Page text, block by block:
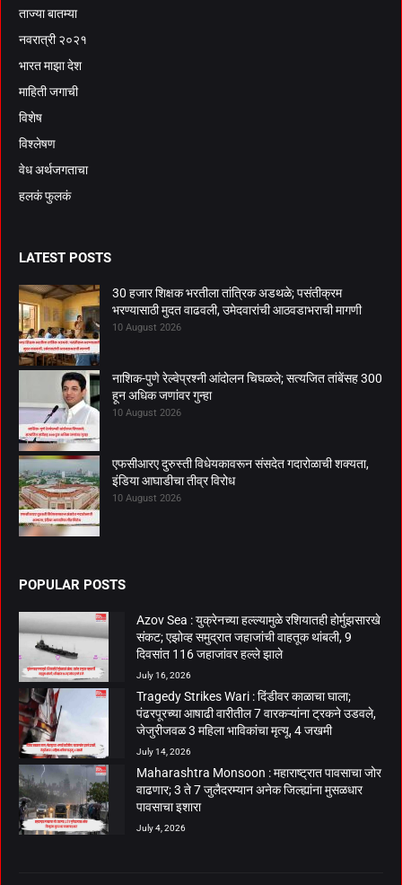
ताज्या बातम्या
नवरात्री २०२१
भारत माझा देश
माहिती जगाची
विशेष
विश्लेषण
वेध अर्थजगताचा
हलकं फुलकं
LATEST POSTS
30 हजार शिक्षक भरतीला तांत्रिक अडथळे; पसंतीक्रम
भरण्यासाठी मुदत वाढवली, उमेदवारांची आठवडाभराची मागणी
10 August 2026
नाशिक-पुणे रेल्वेप्रश्नी आंदोलन चिघळले; सत्यजित तांबेंसह 300
हून अधिक जणांवर गुन्हा
10 August 2026
एफसीआरए दुरुस्ती विधेयकावरून संसदेत गदारोळाची शक्यता,
इंडिया आघाडीचा तीव्र विरोध
10 August 2026
POPULAR POSTS
Azov Sea : युक्रेनच्या हल्ल्यामुळे रशियातही होर्मुझसारखे
संकट; एझोव्ह समुद्रात जहाजांची वाहतूक थांबली, 9
दिवसांत 116 जहाजांवर हल्ले झाले
July 16, 2026
Tragedy Strikes Wari : दिंडीवर काळाचा घाला;
पंढरपूरच्या आषाढी वारीतील 7 वारकऱ्यांना ट्रकने उडवले,
जेजुरीजवळ 3 महिला भाविकांचा मृत्यू, 4 जखमी
July 14, 2026
Maharashtra Monsoon : महाराष्ट्रात पावसाचा जोर
वाढणार; 3 ते 7 जुलैदरम्यान अनेक जिल्ह्यांना मुसळधार
पावसाचा इशारा
July 4, 2026